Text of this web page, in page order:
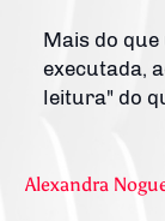
Mais do
executada,
leitura" do
Alexandra